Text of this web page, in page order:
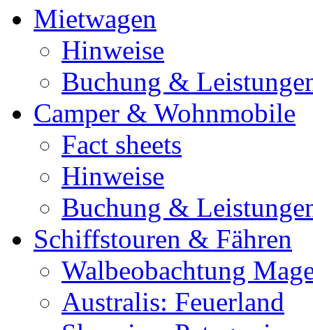
Mietwagen
Hinweise
Buchung &
Camper & Wohnmobile
Fact sheets
Hinweise
Buchung &
Schiffstouren & Fähren
Walbeobachtung
Australis: Feuerland